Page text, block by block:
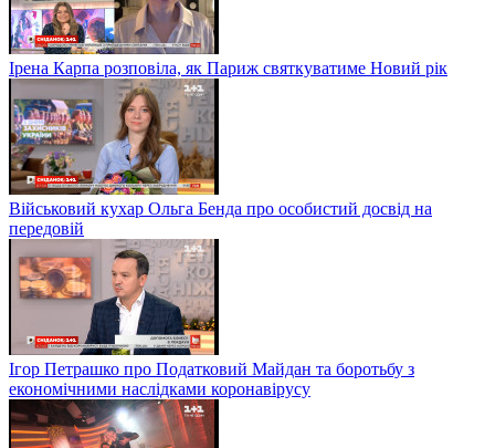
Ірена Карпа розповіла, як Париж святкуватиме Новий рік
Військовий кухар Ольга Бенда про особистий досвід на
передовій
Ігор Петрашко про Податковий Майдан та боротьбу з
економічними наслідками коронавірусу